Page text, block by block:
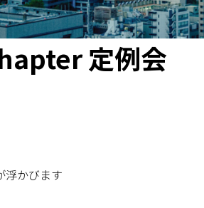
定例会
浮かびます